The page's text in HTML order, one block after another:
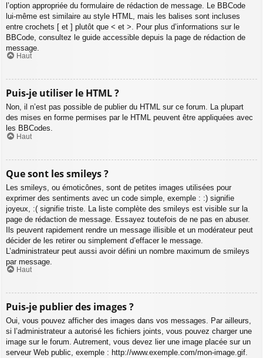
l’option appropriée du formulaire de rédaction de message. Le BBCode
lui-même est similaire au style HTML, mais les balises sont incluses
entre crochets [ et ] plutôt que < et >. Pour plus d’informations sur le
BBCode, consultez le guide accessible depuis la page de rédaction de
message.
Haut
Puis-je utiliser le HTML ?
Non, il n’est pas possible de publier du HTML sur ce forum. La plupart
des mises en forme permises par le HTML peuvent être appliquées avec
les BBCodes.
Haut
Que sont les smileys ?
Les smileys, ou émoticônes, sont de petites images utilisées pour
exprimer des sentiments avec un code simple, exemple : :) signifie
joyeux, :( signifie triste. La liste complète des smileys est visible sur la
page de rédaction de message. Essayez toutefois de ne pas en abuser.
Ils peuvent rapidement rendre un message illisible et un modérateur peut
décider de les retirer ou simplement d’effacer le message.
L’administrateur peut aussi avoir défini un nombre maximum de smileys
par message.
Haut
Puis-je publier des images ?
Oui, vous pouvez afficher des images dans vos messages. Par ailleurs,
si l’administrateur a autorisé les fichiers joints, vous pouvez charger une
image sur le forum. Autrement, vous devez lier une image placée sur un
serveur Web public, exemple : http://www.exemple.com/mon-image.gif.